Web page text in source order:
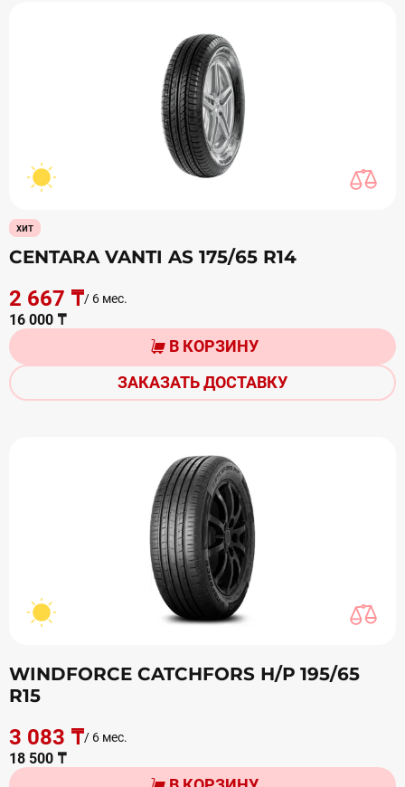
хит
CENTARA VANTI AS 175/65 R14
2 667 ₸/ 6 мес.
16 000 ₸
В КОРЗИНУ
ЗАКАЗАТЬ ДОСТАВКУ
WINDFORCE CATCHFORS Н/Р 195/65
R15
3 083 ₸/ 6 мес.
18 500 ₸